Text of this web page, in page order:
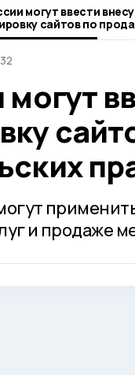
могут ввести
сайтов по
прав
могут
и продаже